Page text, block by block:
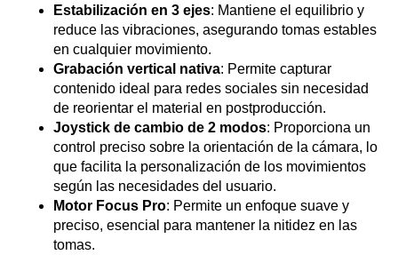
Estabilización en 3 ejes: Mantiene el equilibrio y
reduce las vibraciones, asegurando tomas estables
en cualquier movimiento.
Grabación vertical nativa: Permite capturar
contenido ideal para redes sociales sin necesidad
de reorientar el material en postproducción.
Joystick de cambio de 2 modos: Proporciona un
control preciso sobre la orientación de la cámara, lo
que facilita la personalización de los movimientos
según las necesidades del usuario.
Motor Focus Pro: Permite un enfoque suave y
preciso, esencial para mantener la nitidez en las
tomas.